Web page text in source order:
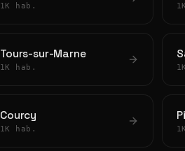
1K hab.
Tours-sur-Marne
1K hab.
Courcy
1K hab.